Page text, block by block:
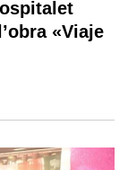
«Viaje